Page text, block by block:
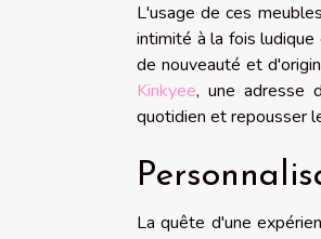
L'usage de ces
intimité à la fois
de nouveauté et
Kinkyee, une adresse
quotidien et repousser
La quête d'une